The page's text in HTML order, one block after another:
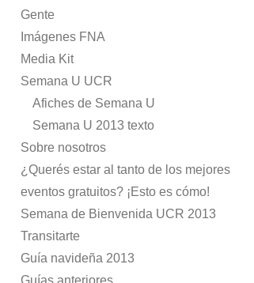
Gente
Imágenes FNA
Media Kit
Semana U UCR
Afiches de Semana U
Semana U 2013 texto
Sobre nosotros
¿Querés estar al tanto de los mejores
eventos gratuitos? ¡Esto es cómo!
Semana de Bienvenida UCR 2013
Transitarte
Guía navideña 2013
Guías anteriores